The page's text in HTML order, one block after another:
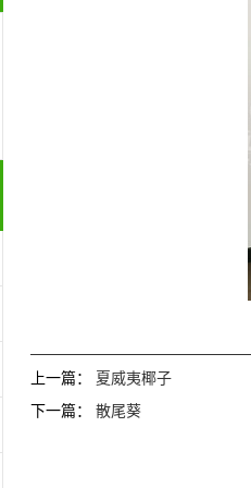
上一篇： 夏威夷椰子
下一篇： 散尾葵